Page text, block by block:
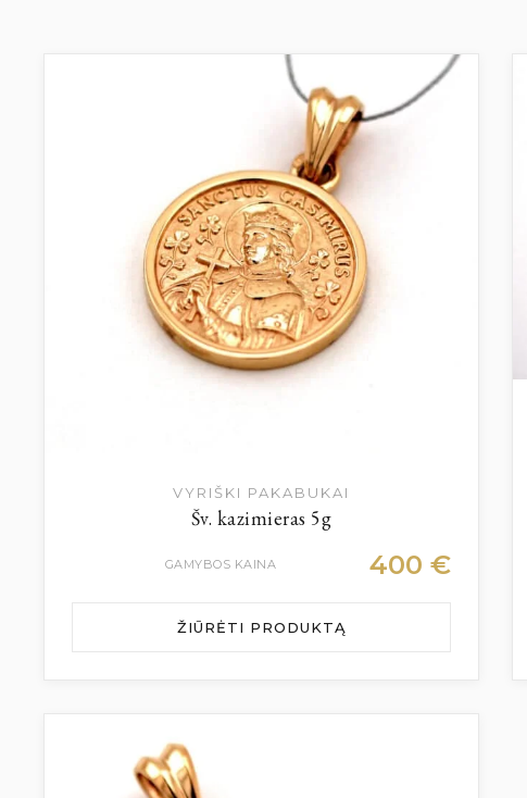
VYRIŠKI PAKABUKAI
Šv. kazimieras 5g
GAMYBOS KAINA 400€
ŽIŪRĖTI PRODUKTĄ